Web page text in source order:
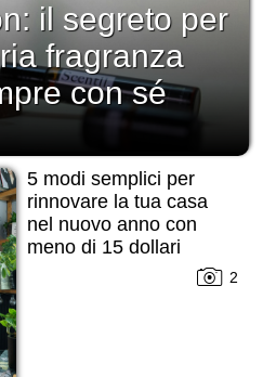
il segreto per
fragranza
con sé
5 modi semplici per
rinnovare la tua casa
nel nuovo anno con
meno di 15 dollari
2